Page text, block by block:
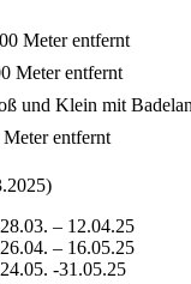
Meter entfernt
Meter entfernt
und Klein mit
entfernt
– 12.04.25
– 16.05.25
-31.05.25